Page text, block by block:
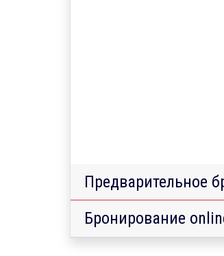
Предварительное
Бронирование